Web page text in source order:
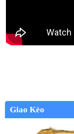
Giao Kèo